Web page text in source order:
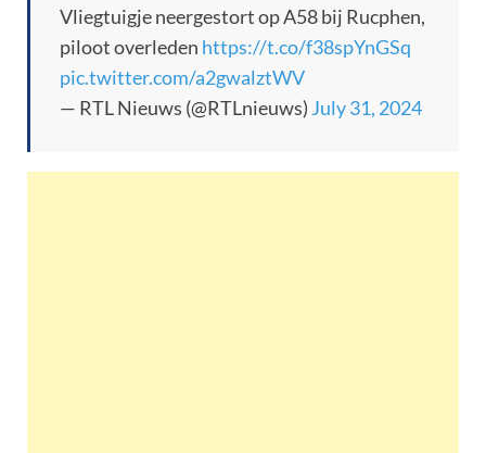
Vliegtuigje neergestort op A58 bij Rucphen,
piloot overleden https://t.co/f38spYnGSq
pic.twitter.com/a2gwalztWV
— RTL Nieuws (@RTLnieuws) July 31, 2024